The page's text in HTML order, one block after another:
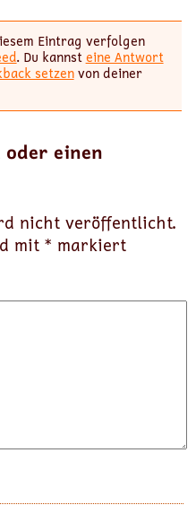
Eintrag verfolgen
. Du kannsteine Antwort
setzenvon deiner
einen
nicht veröffentlicht.
mit * markiert